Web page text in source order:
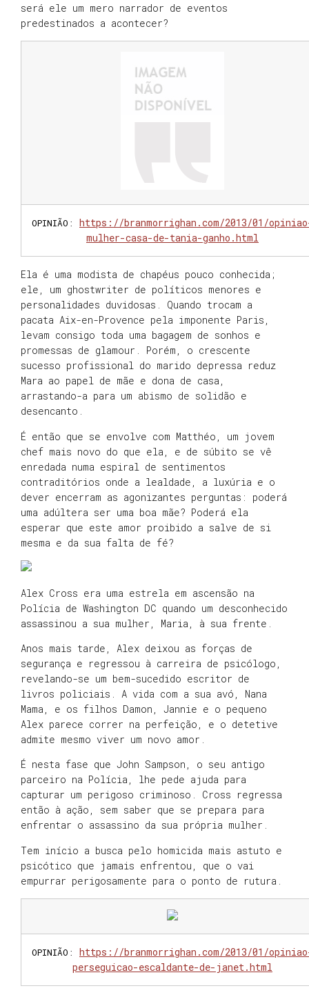
será ele um mero narrador de eventos
predestinados a acontecer?
OPINIÃO : https://branmorrighan.com/2013/01/
mulher-casa-de-tania-ganho.html
Ela é uma modista de chapéus pouco conhecida;
ele, um ghostwriter de políticos menores e
personalidades duvidosas. Quando trocam a
pacata Aix-en-Provence pela imponente Paris,
levam consigo toda uma bagagem de sonhos e
promessas de glamour. Porém, o crescente
sucesso profissional do marido depressa reduz
Mara ao papel de mãe e dona de casa,
arrastando-a para um abismo de solidão e
desencanto.
É então que se envolve com Matthéo, um jovem
chef mais novo do que ela, e de súbito se vê
enredada numa espiral de sentimentos
contraditórios onde a lealdade, a luxúria e o
dever encerram as agonizantes perguntas: poderá
uma adúltera ser uma boa mãe? Poderá ela
esperar que este amor proibido a salve de si
mesma e da sua falta de fé?
Alex Cross era uma estrela em ascensão na
Polícia de Washington DC quando um desconhecido
assassinou a sua mulher, Maria, à sua frente.
Anos mais tarde, Alex deixou as forças de
segurança e regressou à carreira de psicólogo,
revelando-se um bem-sucedido escritor de
livros policiais. A vida com a sua avó, Nana
Mama, e os filhos Damon, Jannie e o pequeno
Alex parece correr na perfeição, e o detetive
admite mesmo viver um novo amor.
É nesta fase que John Sampson, o seu antigo
parceiro na Polícia, lhe pede ajuda para
capturar um perigoso criminoso. Cross regressa
então à ação, sem saber que se prepara para
enfrentar o assassino da sua própria mulher.
Tem início a busca pelo homicida mais astuto e
psicótico que jamais enfrentou, que o vai
empurrar perigosamente para o ponto de rutura.
OPINIÃO : https://branmorrighan.com/2013/01/
perseguicao-escaldante-de-janet.html